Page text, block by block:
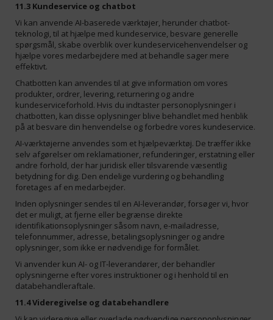
11.3 Kundeservice og chatbot
Vi kan anvende AI-baserede værktøjer, herunder chatbot-
teknologi, til at hjælpe med kundeservice, besvare generelle
spørgsmål, skabe overblik over kundeservicehenvendelser og
hjælpe vores medarbejdere med at behandle sager mere
effektivt.
Chatbotten kan anvendes til at give information om vores
produkter, ordrer, levering, returnering og andre
kundeserviceforhold. Hvis du indtaster personoplysninger i
chatbotten, kan disse oplysninger blive behandlet med henblik
på at besvare din henvendelse og forbedre vores kundeservice.
AI-værktøjerne anvendes som et hjælpeværktøj. De træffer ikke
selv afgørelser om reklamationer, refunderinger, erstatning eller
andre forhold, der har juridisk eller tilsvarende væsentlig
betydning for dig. Den endelige vurdering og behandling
foretages af en medarbejder.
Inden oplysninger sendes til en AI-leverandør, forsøger vi, hvor
det er muligt, at fjerne eller begrænse direkte
identifikationsoplysninger såsom navn, e-mailadresse,
telefonnummer, adresse, betalingsoplysninger og andre
oplysninger, som ikke er nødvendige for formålet.
Vi anvender kun AI- og IT-leverandører, der behandler
oplysningerne efter vores instruktioner og i henhold til en
databehandleraftale.
11.4 Videregivelse og databehandlere